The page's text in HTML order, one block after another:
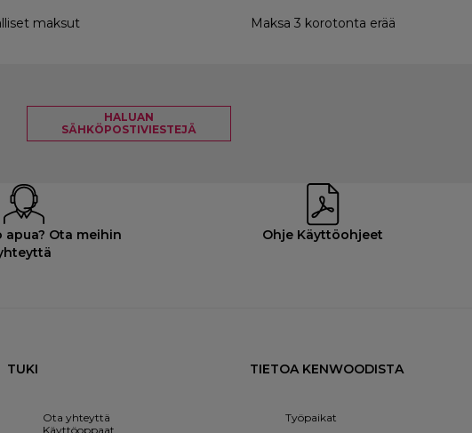
maksut Maksa 3 korotonta erää
HALUAN
SÄHKÖPOSTIVIESTEJÄ
apua? Ota meihin
Ohje Käyttöohjeet
TUKI
Ota yhteyttä
Käyttöoppaat
TIETOA KENWOODISTA
Työpaikat